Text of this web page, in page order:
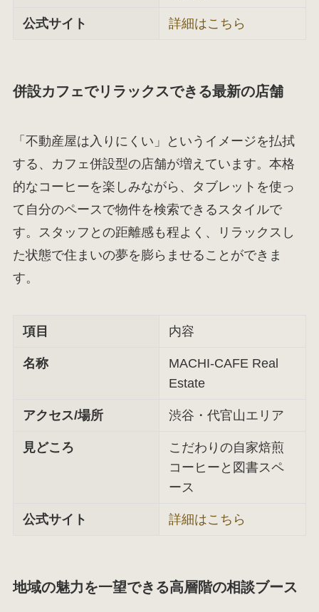
公式サイト 詳細はこちら
併設カフェでリラックスできる最新の店舗
「不動産屋は入りにくい」というイメージを払拭
する、カフェ併設型の店舗が増えています。本格
的なコーヒーを楽しみながら、タブレットを使っ
て自分のペースで物件を検索できるスタイルで
す。スタッフとの距離感も程よく、リラックスし
た状態で住まいの夢を膨らませることができま
す。
項目 内容
名称
MACHI-CAFE Real
Estate
アクセス/場所 渋谷・代官山エリア
見どころ
こだわりの自家焙煎
コーヒーと図書スペ
ース
公式サイト 詳細はこちら
地域の魅力を一望できる高層階の相談ブース